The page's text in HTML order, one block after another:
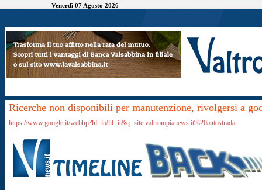
Venerdì 07 Agosto 2026
Ricerche non disponibili per manutenzione, rivolgersi a
https://www.google.it/webhp?hl=it#hl=it&q=site:valtrompianews.it%20autostrada